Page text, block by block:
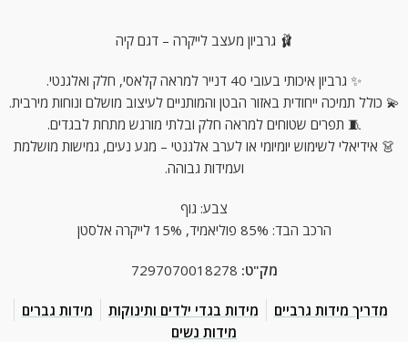
🩰 גרביון מעצב לייקרה – דגם קיה
✨ גרביון איכותי בעובי 40 דנייר למראה קלאסי, חלק ואלגנטי.
💫 כולל תמיכה ייחודית באזור הבטן והמותניים לעיצוב מושלם ונוחות מירבית.
🧵 תפרים שטוחים למראה חלק ובלתי מורגש מתחת לבגדים.
👗 אידיאלי לשימוש יומיומי או לערב אלגנטי – מגע נעים, גמישות מושלמת
ועמידות גבוהה.
צבע: גוף
הרכב הבד: 85% פוליאמיד, 15% לייקרה אלסטן
מק"ט: 7297070018278
מדריך מידות גרביים מידות בגדי ילדים ותינוקות
מידות גברים
מידות נשים